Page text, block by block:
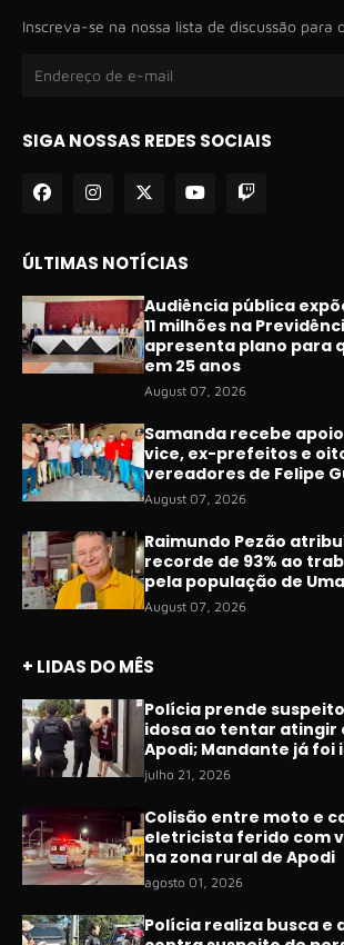
Inscreva-se na nossa lista de discussão para
SIGA NOSSAS REDES SOCIAIS
ÚLTIMAS NOTÍCIAS
Audiência pública
11 milhões na
apresenta plano para
em 25 anos
August 07, 2026
Samanda recebe
vice, ex-prefeitos e
vereadores de Felipe
August 07, 2026
Raimundo Pezão
recorde de 93% ao
pela população de
August 07, 2026
+ LIDAS DO MÊS
Polícia prende
idosa ao tentar atingir
Apodi; Mandante já
julho 21, 2026
Colisão entre moto e
eletricista ferido com
na zona rural de Apodi
agosto 01, 2026
Polícia realiza busca e